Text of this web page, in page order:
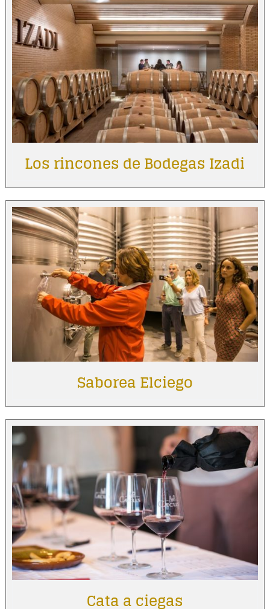
Los rincones de Bodegas Izadi
Saborea Elciego
Cata a ciegas